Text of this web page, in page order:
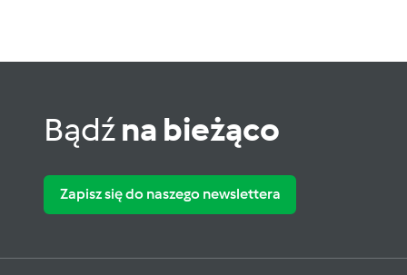
Bądźna bieżąco
Zapisz się do naszego newslettera